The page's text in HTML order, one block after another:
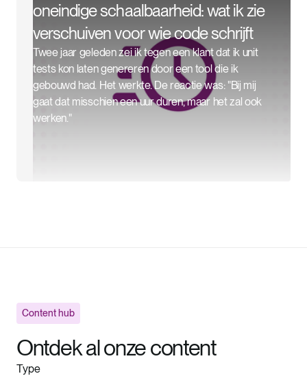
oneindige schaalbaarheid: wat ik zie
verschuiven voor wie code schrijft
Twee jaar geleden zei ik tegen een klant dat ik unit
tests kon laten genereren door een tool die ik
gebouwd had. Het werkte. De reactie was: "Bij mij
gaat dat misschien een uur duren, maar het zal ook
werken."
Content hub
Ontdek al onze content
Type